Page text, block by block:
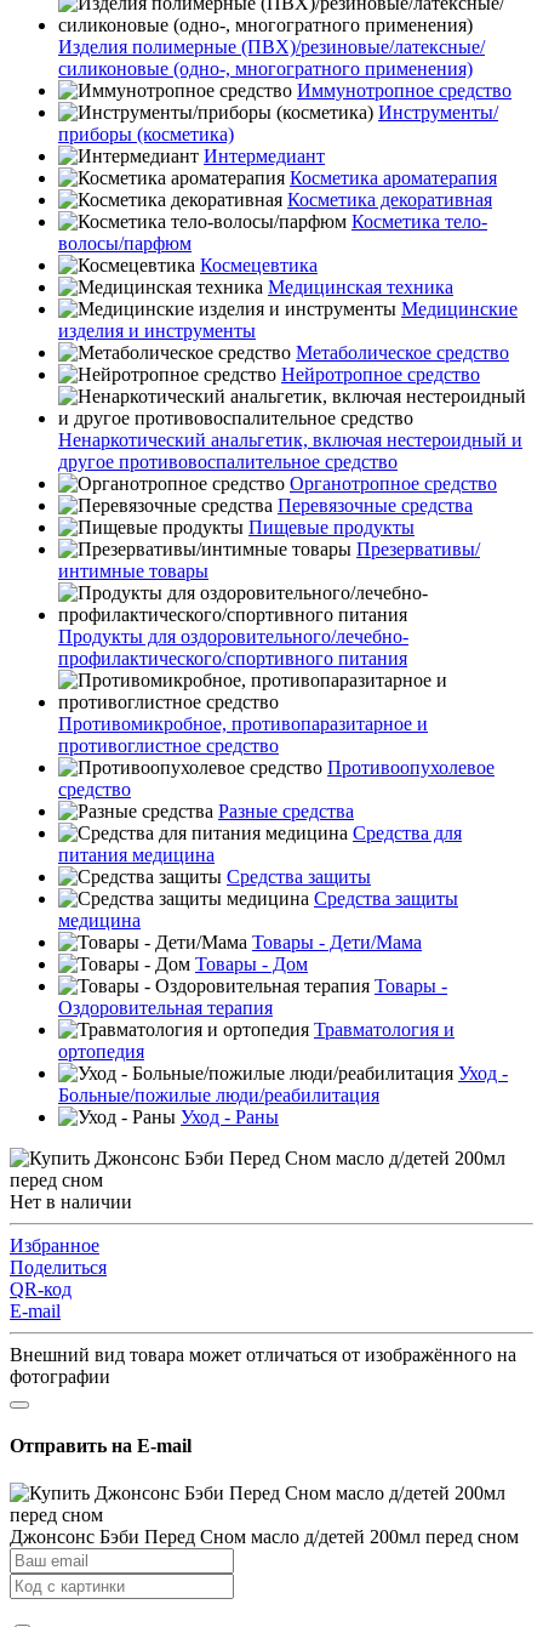
Изделия полимерные (ПВХ)/резиновые/латексные/
силиконовые (одно-, многогратного применения)
Иммунотропное средство
Инструменты/
приборы (косметика)
Интермедиант
Косметика ароматерапия
Косметика декоративная
Косметика тело-
волосы/парфюм
Космецевтика
Медицинская техника
Медицинские
изделия и инструменты
Метаболическое средство
Нейротропное средство
Ненаркотический анальгетик, включая нестероидный и
другое противовоспалительное средство
Органотропное средство
Перевязочные средства
Пищевые продукты
Презервативы/
интимные товары
Продукты для оздоровительного/лечебно-
профилактического/спортивного питания
Противомикробное, противопаразитарное и
противоглистное средство
Противоопухолевое
средство
Разные средства
Средства для
питания медицина
Средства защиты
Средства защиты
медицина
Товары - Дети/Мама
Товары - Дом
Товары -
Оздоровительная терапия
Травматология и
ортопедия
Уход -
Больные/пожилые люди/реабилитация
Уход - Раны
Нет в наличии
Избранное
Поделиться
QR-код
E-mail
Внешний вид товара может отличаться от изображённого на
фотографии
Отправить на E-mail
Джонсонс Бэби Перед Сном масло д/детей 200мл перед сном